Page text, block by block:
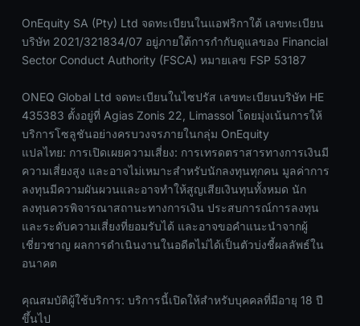
OnEquity SA (Pty) Ltd จดทะเบียนในแอฟริกาใต้ เลขทะเบียน
บริษัท 2021/321834/07 อยู่ภายใต้การกำกับดูแลของ Financial
Sector Conduct Authority (FSCA) หมายเลข FSP 53187
ONEQ Global Ltd จดทะเบียนในไซปรัส เลขทะเบียนบริษัท HE
435383 ตั้งอยู่ที่ Agias Zonis 22, Limassol โดยมุ่งเน้นการให้
บริการโซลูชันอย่างครบวงจรภายในกลุ่ม OnEquity
แปลไทย: การเปิดเผยความเสี่ยง: การเทรดตราสารทางการเงินมี
ความเสี่ยงสูง และอาจไม่เหมาะสำหรับนักลงทุนทุกคน มูลค่าการ
ลงทุนมีความผันผวนและอาจทำให้สูญเสียเงินทุนทั้งหมด นัก
ลงทุนควรพิจารณาสถานะทางการเงิน ประสบการณ์การลงทุน
และระดับความเสี่ยงที่ยอมรับได้ และอาจขอคำแนะนำจากผู้
เชี่ยวชาญ ผลการดำเนินงานในอดีตไม่ได้เป็นตัวบ่งชี้ผลลัพธ์ใน
อนาคต
คุณสมบัติผู้ใช้บริการ: บริการนี้เปิดให้สำหรับบุคคลที่มีอายุ 18 ปี
ขึ้นไป